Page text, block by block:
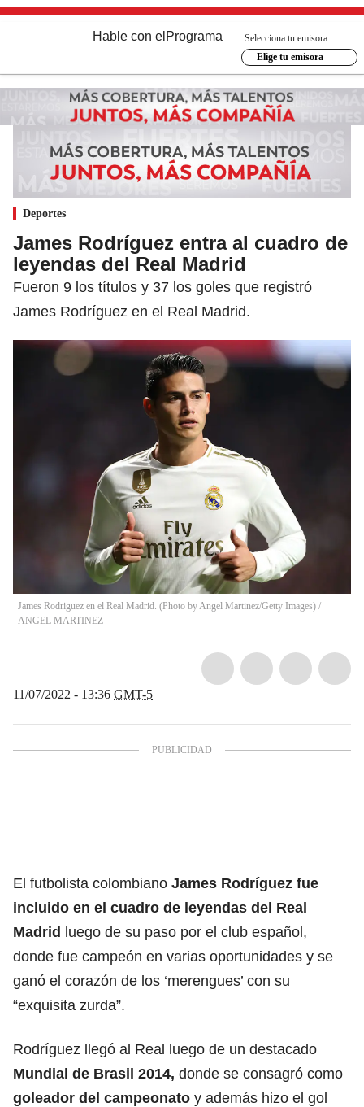
Hable con el Programa
Selecciona tu emisora
Elige tu emisora
Deportes
James Rodríguez entra al cuadro de
leyendas del Real Madrid
Fueron 9 los títulos y 37 los goles que registró
James Rodríguez en el Real Madrid.
James Rodriguez en el Real Madrid. (Photo by Angel Martinez/Getty Images) /
ANGEL MARTINEZ
11/07/2022 - 13:36 GMT-5
El futbolista colombiano James Rodríguez fue
incluido en el cuadro de leyendas del Real
Madrid luego de su paso por el club español,
donde fue campeón en varias oportunidades y se
ganó el corazón de los ‘merengues’ con su
“exquisita zurda”.
Rodríguez llegó al Real luego de un destacado
Mundial de Brasil 2014, donde se consagró como
goleador del campeonato y además hizo el gol